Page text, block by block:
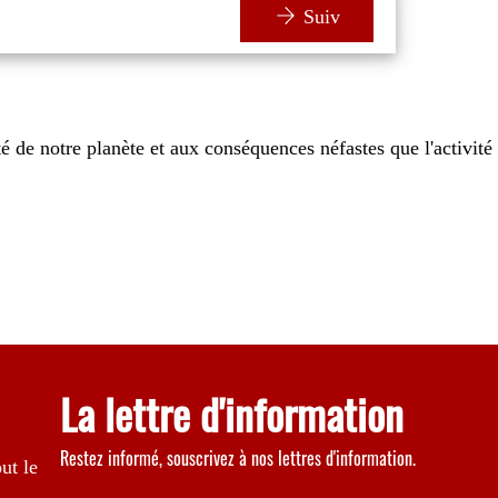
Suiv
notre planète et aux conséquences néfastes que l'activité
le
La lettre d'information
Restez informé, souscrivez à nos lettres d'information.